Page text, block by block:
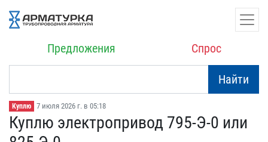
Предложения Спрос
Найти
Куплю 7 июля 2026 г. в 05:18
Куплю электропривод 795​-Э-0 или